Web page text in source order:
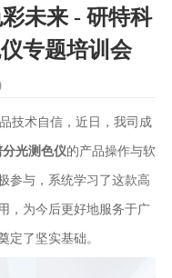
未来 - 研特科
专题培训会
技术自信，近日，我司成
光测色仪的产品操作与软
参与，系统学习了这款高
，为今后更好地服务于广
定了坚实基础。